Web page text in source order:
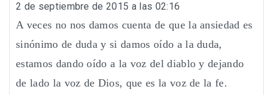
2 de septiembre de 2015 a las 02:16
A veces no nos damos cuenta de que la ansiedad es
sinónimo de duda y si damos oído a la duda,
estamos dando oído a la voz del diablo y dejando
de lado la voz de Dios, que es la voz de la fe.